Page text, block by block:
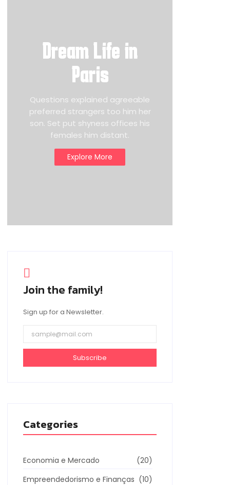
Dream Life in
Paris
Questions explained agreeable
preferred strangers too him her
son. Set put shyness offices his
females him distant.
Explore More
Join the family!
Sign up for a Newsletter.
Subscribe
Categories
Economia e Mercado
(20)
Empreendedorismo e Finanças (10)